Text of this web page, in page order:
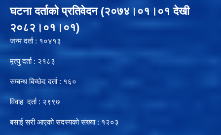
घटना दर्ताको प्रतिवेदन (२०७४।०१।०१ देखी
२०८२।०१।०१)
जन्म दर्ता : १०४१३
मृत्यु दर्ता : २१८३
सम्बन्ध बिच्छेद दर्ता : १६०
विवाह दर्ता : २९९७
बसाई सरी आएको सदस्यको संख्या : १२०३